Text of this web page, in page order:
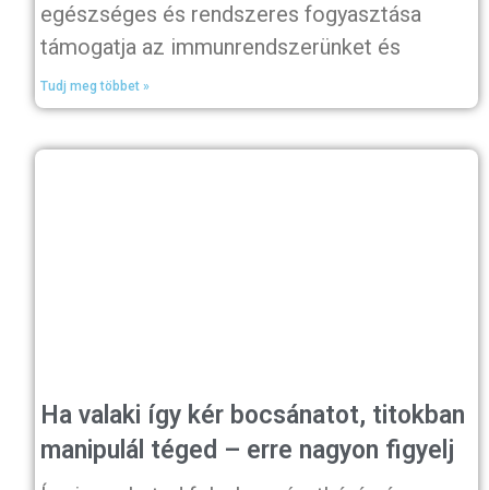
egészséges és rendszeres fogyasztása
támogatja az immunrendszerünket és
Tudj meg többet »
Ha valaki így kér bocsánatot, titokban
manipulál téged – erre nagyon figyelj